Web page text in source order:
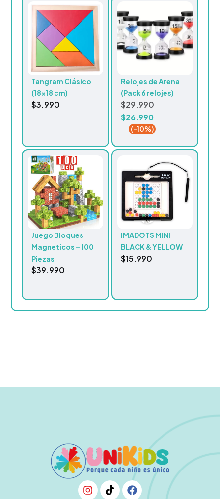
Tangram Clásico
(18×18 cm)
$3.990
Relojes de Arena
(Pack 6 relojes)
$29.990
$26.990
(-10%)
Juego Bloques
Magneticos – 100
Piezas
$39.990
IMADOTS MINI
BLACK & YELLOW
$15.990